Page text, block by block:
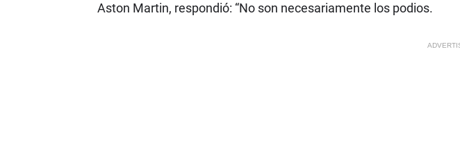
Aston Martin, respondió: “No son necesariamente los podios.